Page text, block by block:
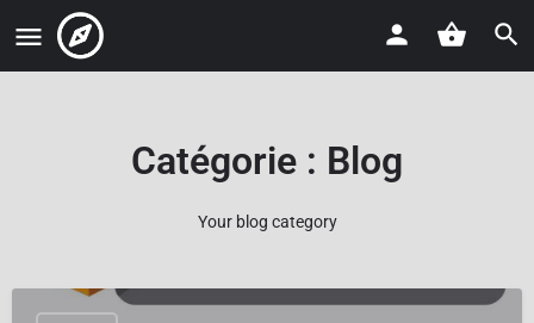
Catégorie : Blog
Your blog category